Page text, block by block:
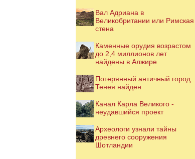
Вал Адриана в
Великобритании или Римская
стена
Каменные орудия возрастом
до 2,4 миллионов лет
найдены в Алжире
Потерянный античный город
Тенея найден
Канал Карла Великого -
неудавшийся проект
Археологи узнали тайны
древнего сооружения
Шотландии